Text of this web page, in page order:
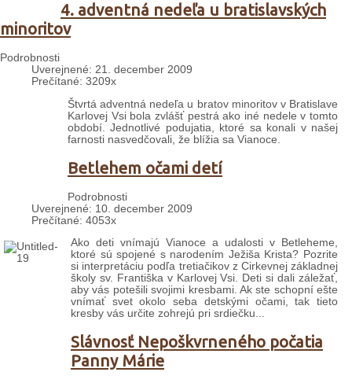
4. adventná nedeľa u bratislavských
minoritov
Podrobnosti
Uverejnené: 21. december 2009
Prečítané: 3209x
Štvrtá adventná nedeľa u bratov minoritov v Bratislave
Karlovej Vsi bola zvlášť pestrá ako iné nedele v tomto
období. Jednotlivé podujatia, ktoré sa konali v našej
farnosti nasvedčovali, že blížia sa Vianoce.
Betlehem očami detí
Podrobnosti
Uverejnené: 10. december 2009
Prečítané: 4053x
Ako deti vnímajú Vianoce a udalosti v Betleheme,
ktoré sú spojené s narodením Ježiša Krista? Pozrite
si interpretáciu podľa tretiačikov z Cirkevnej základnej
školy sv. Františka v Karlovej Vsi. Deti si dali záležať,
aby vás potešili svojimi kresbami. Ak ste schopní ešte
vnímať svet okolo seba detskými očami, tak tieto
kresby vás určite zohrejú pri srdiečku...
Slávnosť Nepoškvrneného počatia
Panny Márie